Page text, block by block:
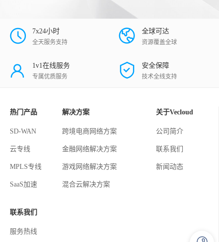
7x24小时
全天服务支持
全球可达
资源覆盖全球
1v1在线服务
专属优质服务
安全保障
技术全线支持
热门产品
SD-WAN
云专线
MPLS专线
SaaS加速
解决方案
跨境电商网络方案
金融网络解决方案
游戏网络解决方案
混合云解决方案
关于Vecloud
公司简介
联系我们
新闻动态
联系我们
服务热线